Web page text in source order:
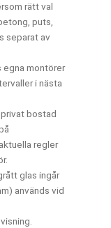
rätt val
puts,
separat av
egna montörer
i nästa
bostad
regler
glas ingår
används vid